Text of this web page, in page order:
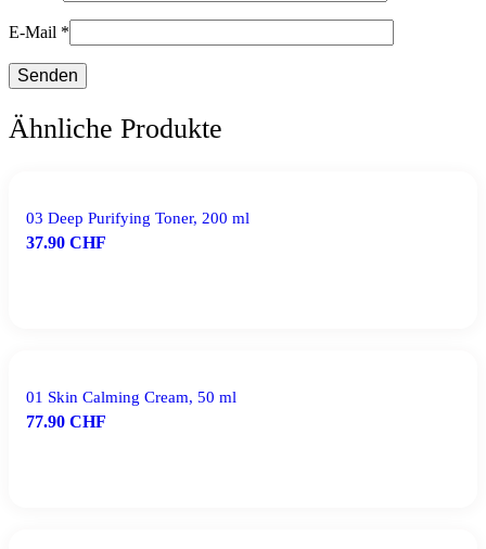
E-Mail *
Ähnliche Produkte
03 Deep Purifying Toner, 200 ml
37.90 CHF
01 Skin Calming Cream, 50 ml
77.90 CHF